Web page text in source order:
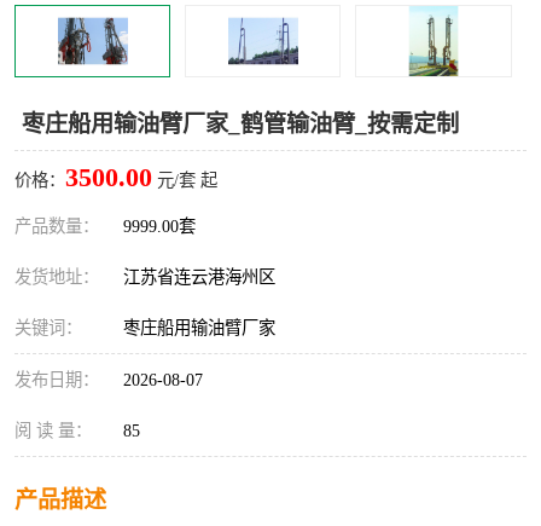
枣庄船用输油臂厂家_鹤管输油臂_按需定制
价格： 3500.00 元/套 起
产品数量： 9999.00套
发货地址： 江苏省连云港海州区
关键词： 枣庄船用输油臂厂家
发布日期： 2026-08-07
阅 读 量： 85
产品描述
浮动出油装置 鹤管